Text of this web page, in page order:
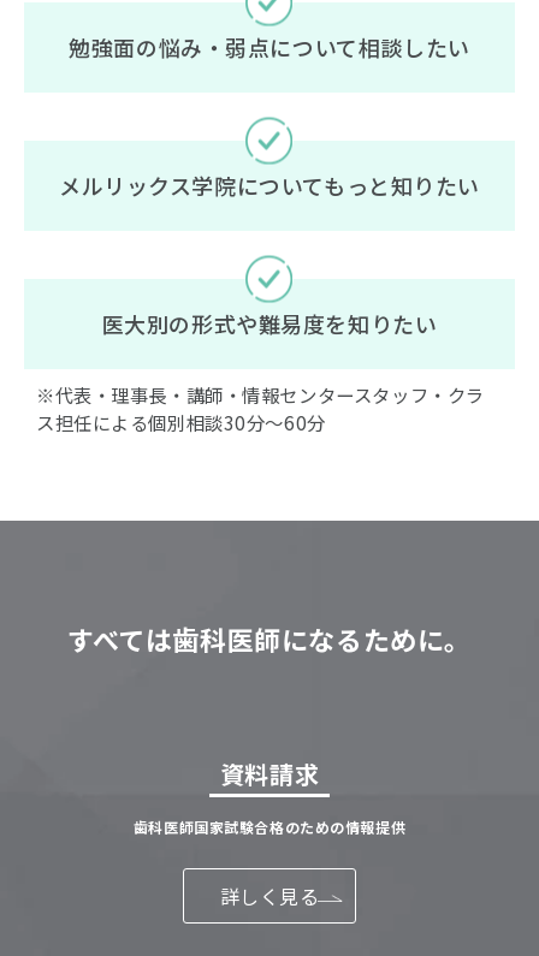
勉強面の悩み・弱点について相談したい
メルリックス学院についてもっと知りたい
医大別の形式や難易度を知りたい
※代表・理事長・講師・情報センタースタッフ・クラ
ス担任による個別相談30分〜60分
すべては歯科医師になるために。
資料請求
歯科医師国家試験合格のための情報提供
詳しく見る